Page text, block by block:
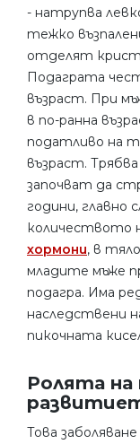
- натрупва
тежко
отделят
Подаграта
възраст. При
в по-ранна
податливо на
възраст.
започват да
години, главно
количеството
хормони, в
младите мъже
подагра. Има
наследствени
пикочната
Ролята на
Това